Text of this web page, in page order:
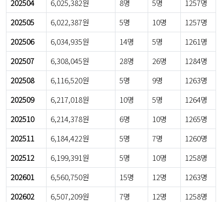
202504
6,025,382원 8명 5명
1257명
202505
6,022,387원 5명 10명
1257명
202506
6,034,935원 14명 5명
1261명
202507
6,308,045원 28명 26명
1284명
202508
6,116,520원 5명 9명
1263명
202509
6,217,018원 10명 5명
1264명
202510
6,214,378원 6명 10명
1265명
202511
6,184,422원 5명 7명
1260명
202512
6,199,391원 5명 10명
1258명
202601
6,560,750원 15명 12명
1263명
202602
6,507,209원 7명 12명
1258명